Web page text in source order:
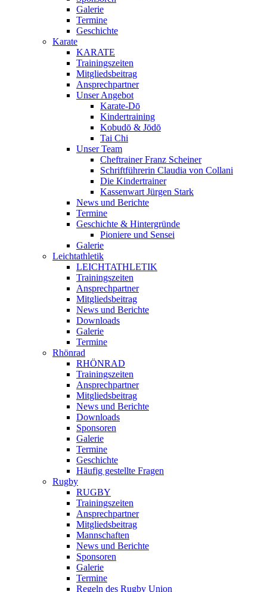
Galerie
Termine
Geschichte
Karate
KARATE
Trainingszeiten
Mitgliedsbeitrag
Ansprechpartner
Unser Angebot
Karate-Dō
Kindertraining
Kobudō & Jōdō
Tai Chi
Unser Team
Cheftrainer Franz Scheiner
Schriftführerin Claudia von Collani
Die Kindertrainer
Kassenwart Jürgen Stark
News und Berichte
Termine
Geschichte & Hintergründe
Pioniere und Sensei
Galerie
Leichtathletik
LEICHTATHLETIK
Trainingszeiten
Ansprechpartner
Mitgliedsbeitrag
News und Berichte
Downloads
Galerie
Termine
Rhönrad
RHÖNRAD
Trainingszeiten
Ansprechpartner
Mitgliedsbeitrag
News und Berichte
Downloads
Sponsoren
Galerie
Termine
Geschichte
Häufig gestellte Fragen
Rugby
RUGBY
Trainingszeiten
Ansprechpartner
Mitgliedsbeitrag
Mannschaften
News und Berichte
Sponsoren
Galerie
Termine
Regeln des Rugby Union